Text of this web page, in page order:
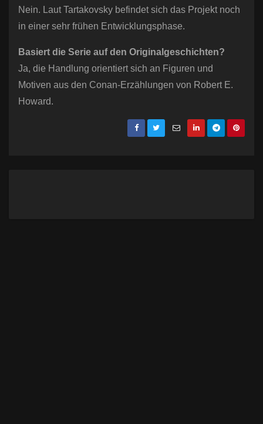
Nein. Laut Tartakovsky befindet sich das Projekt noch
in einer sehr frühen Entwicklungsphase.
Basiert die Serie auf den Originalgeschichten?
Ja, die Handlung orientiert sich an Figuren und
Motiven aus den Conan-Erzählungen von Robert E.
Howard.